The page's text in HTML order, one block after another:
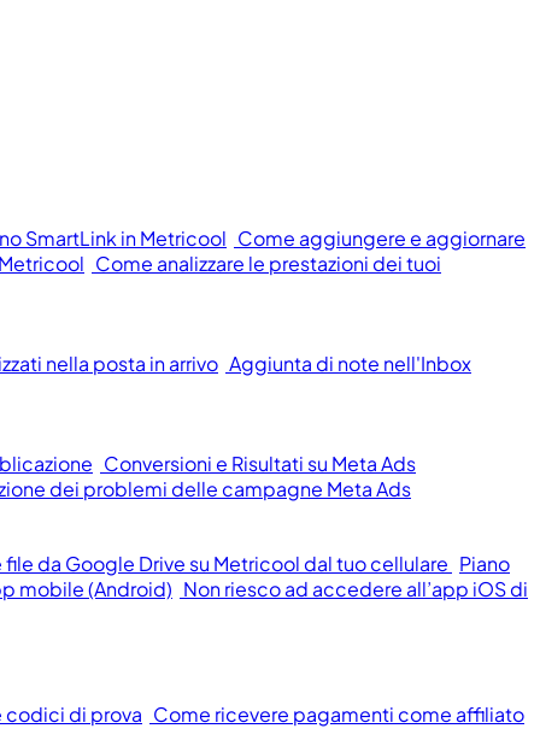
SmartLink in Metricool Come aggiungere e aggiornare
Come analizzare le prestazioni dei tuoi
nella posta in arrivo Aggiunta di note nell'Inbox
Conversioni e Risultati su Meta Ads
dei problemi delle campagne Meta Ads
da Google Drive su Metricool dal tuo cellulare Piano
mobile (Android) Non riesco ad accedere all’app iOS di
codici di prova Come ricevere pagamenti come affiliato